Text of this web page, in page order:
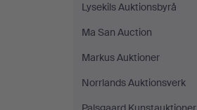
Lysekils Auktionsbyrå
Ma San Auction
Markus Auktioner
Norrlands Auktionsverk